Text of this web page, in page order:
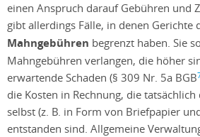
einen Anspruch darauf Gebühren und
gibt allerdings Fälle, in denen Gerichte
Mahngebühren begrenzt haben. Sie
Mahngebühren verlangen, die höher
erwartende Schaden (§ 309 Nr. 5a BGB
die Kosten in Rechnung, die
selbst (z. B. in Form von Briefpapier
entstanden sind. Allgemeine